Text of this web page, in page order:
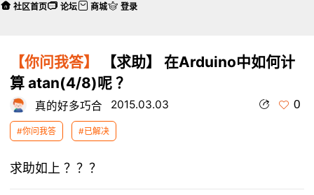
【你问我答】
【求助】 在Arduino中如何计
算 atan(4/8)呢 ？
真的好多巧合 2015.03.03 0
#你问我答 #已解决
求助如上 ？？？
社区首页 论坛 商城 登录